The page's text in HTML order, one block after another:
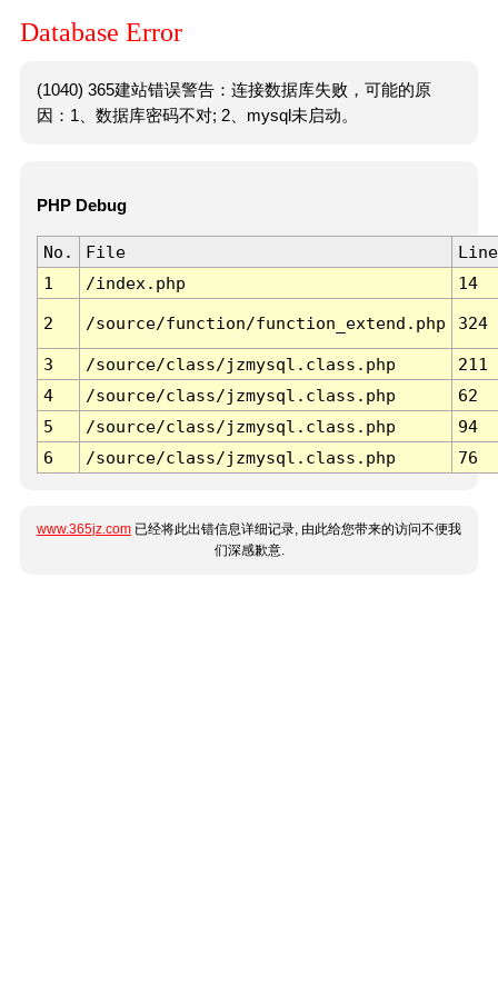
Database Error
(1040) 365建站错误警告：连接数据库失败，可能的原
因：1、数据库密码不对; 2、mysql未启动。
PHP Debug
No. File
Line
1
/index.php 14
2 /source/function/function_extend.php 324
3 /source/class/jzmysql.class.php
211
4
/source/class/jzmysql.class.php
62
5
/source/class/jzmysql.class.php
94
6
/source/class/jzmysql.class.php 76
www.365jz.com 已经将此出错信息详细记录, 由此给您带来的访问不便我
们深感歉意.